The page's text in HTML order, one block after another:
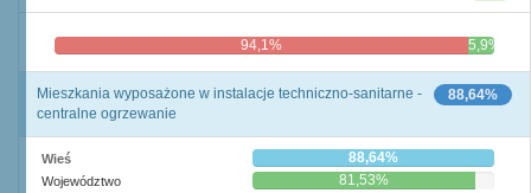
94,1% 5,9%
88,64%
Mieszkania wyposażone w instalacje techniczno-sanitarne -
centralne ogrzewanie
Wieś 88,64%
Województwo 81,53%